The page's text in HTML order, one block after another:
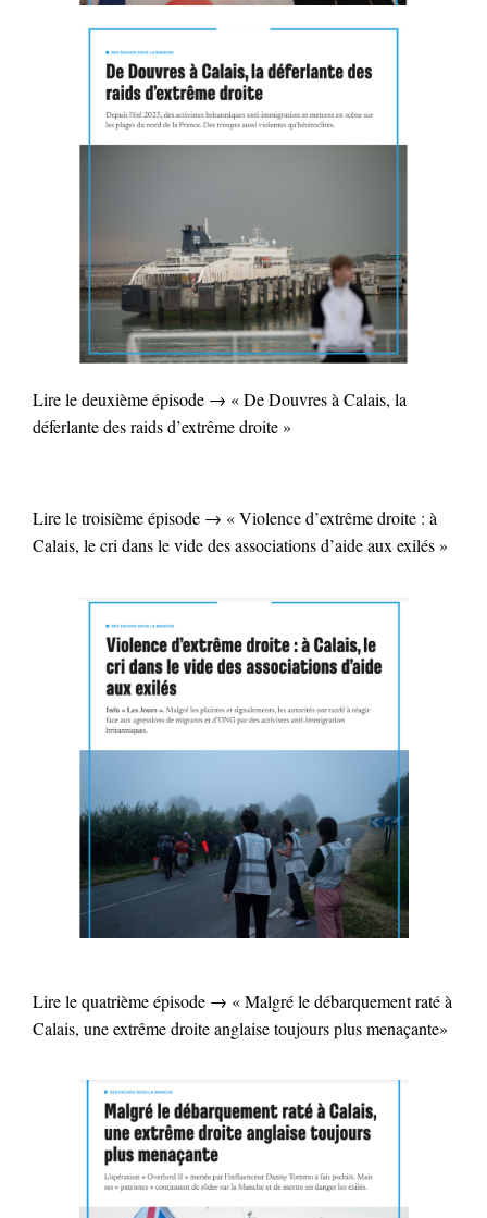
Lire le deuxième épisode → « De Douvres à Calais, la
déferlante des raids d’extrême droite »
Lire le troisième épisode → « Violence d’extrême droite : à
Calais, le cri dans le vide des associations d’aide aux exilés »
Lire le quatrième épisode → « Malgré le débarquement raté à
Calais, une extrême droite anglaise toujours plus menaçante»